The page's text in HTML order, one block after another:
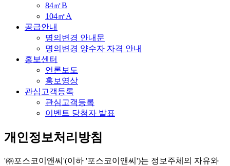
84㎡B
104㎡A
공급안내
명의변경 안내문
명의변경 양수자 자격 안내
홍보센터
언론보도
홍보영상
관심고객등록
관심고객등록
이벤트 당첨자 발표
개인정보처리방침
'㈜포스코이앤씨'(이하 '포스코이앤씨')는 정보주체의 자유와